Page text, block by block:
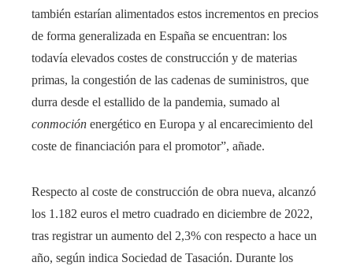
también estarían alimentados estos incrementos en precios
de forma generalizada en España se encuentran: los
todavía elevados costes de construcción y de materias
primas, la congestión de las cadenas de suministros, que
durra desde el estallido de la pandemia, sumado al
conmoción energético en Europa y al encarecimiento del
coste de financiación para el promotor”, añade.
Respecto al coste de construcción de obra nueva, alcanzó
los 1.182 euros el metro cuadrado en diciembre de 2022,
tras registrar un aumento del 2,3% con respecto a hace un
año, según indica Sociedad de Tasación. Durante los